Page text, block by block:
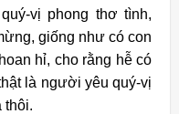
vị phong thơ tình,
giống như có con
hỉ, cho rằng hễ có
là người yêu quý-vị
thôi.